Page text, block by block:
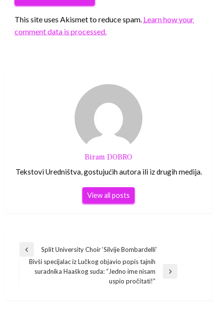
This site uses Akismet to reduce spam. Learn how your
comment data is processed.
Biram DOBRO
Tekstovi Uredništva, gostujućih autora ili iz drugih medija.
View all posts
Navigacija
objava
Previous
Post
Split University Choir ‘Silvije Bombardelli’
Next
Bivši specijalac iz Lučkog objavio popis tajnih
suradnika Haaškog suda: “Jedno ime nisam
uspio pročitati!”